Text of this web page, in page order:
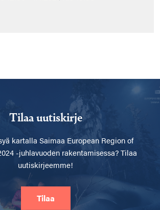
Tilaa uutiskirje
kartalla Saimaa European Region of
-juhlavuoden rakentamisessa? Tilaa
uutiskirjeemme!
Tilaa